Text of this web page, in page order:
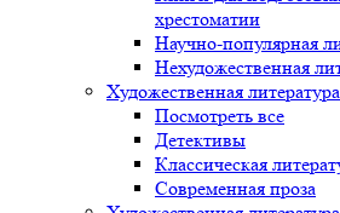
хрестоматии
Научно-популярная
Нехудожественная
Художественная
Посмотреть все
Детективы
Классическая
Современная проза